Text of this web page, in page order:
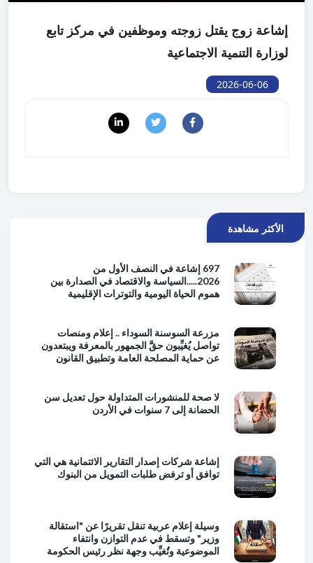
إشاعة زوج يقتل زوجته وموظفين في مركز تابع
لوزارة التنمية الاجتماعية
2026-06-06
الأكثر مشاهدة
697 إشاعة في النصف الأول من
2026.....السياسة والاقتصاد في الصدارة بين
هموم الحياة اليومية والتوترات الإقليمية
مزرعة السوسنة السوداء .. إعلام ومنصات
تواصل يُغيِّبون حقَّ الجمهور بالمعرفة ويبتعدون
عن حماية المصلحة العامة وتطبيق القانون
لا صحة للمنشورات المتداولة حول تعديل سن
الحضانة إلى 7 سنوات في الأردن
إشاعة شركات إصدار التقارير الائتمانية هي التي
توافق أو ترفض طلبات التمويل من البنوك
وسيلة إعلام عربية تنقل تقريرًا عن "استقالة
وزير" وتسقط في عدم التوازن وانتفاء
الموضوعية وتُغيِّب وجهة نظر رئيس الحكومة